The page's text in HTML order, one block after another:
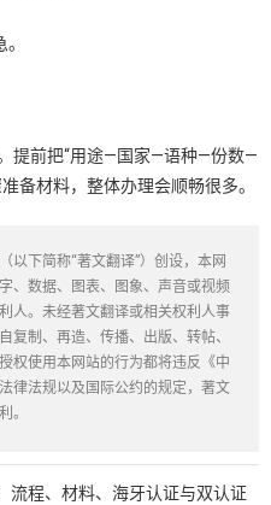
提前把“用途—国家—语种—份数—
备材料，整体办理会顺畅很多。
以下简称“著文翻译”）创设，本网
、数据、图表、图象、声音或视频
人。未经著文翻译或相关权利人事
复制、再造、传播、出版、转帖、
权使用本网站的行为都将违反《中
律法规以及国际公约的规定，著文
。
流程、材料、海牙认证与双认证